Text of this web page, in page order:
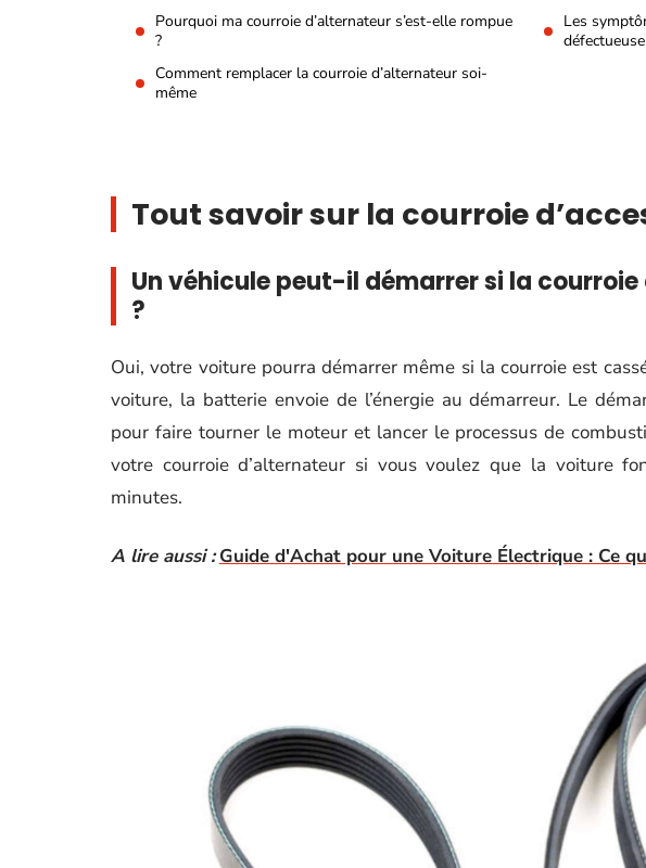
Pourquoi ma courroie d’alternateur s’est-elle rompue
?
Les
défectueuse
Comment remplacer la courroie d’alternateur soi-
même
Tout savoir sur la courroie
Un véhicule peut-il démarrer si la courroie
?
Oui, votre voiture pourra démarrer même si la courroie est
voiture, la batterie envoie de l’énergie au démarreur. Le
pour faire tourner le moteur et lancer le processus de
votre courroie d’alternateur si vous voulez que la voiture
minutes.
A lire aussi : Guide d'Achat pour une Voiture Électrique : Ce